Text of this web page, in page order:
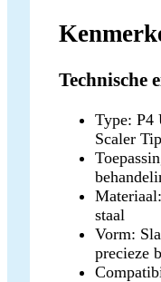
Technische
Type: P4
Scaler Tip
staal
Vorm:
precieze